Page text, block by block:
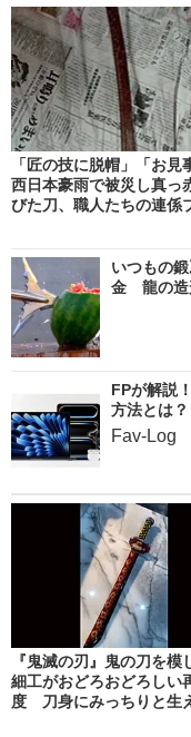
「匠の技に脱帽」「お
西日本豪雨で被災し真っ
びた刀、職人たちの連係
いつもの
金 龍の造
FPが解説
方法とは？
Fav-Log
『鬼滅の刃』鬼の刀を模
細工がおどろおどろしい
度 刀身にみっちりと生